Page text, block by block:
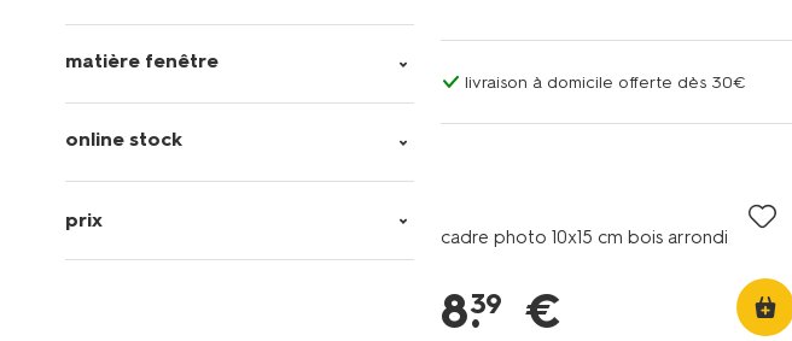
matière fenêtre
online stock
prix
livraison à domicile offerte dès 30€
cadre photo 10x15 cm bois arrondi
8.
39 €